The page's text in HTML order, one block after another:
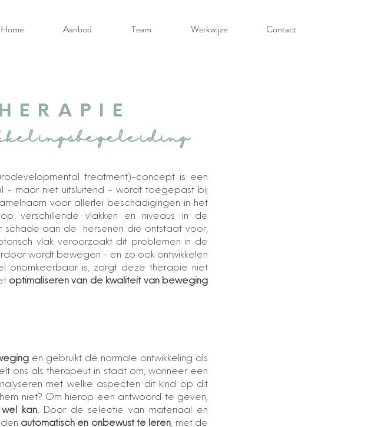
Home Aanbod Team Werkwijze Contact
treatment)-concept is een
- maar niet uitsluitend - wordt toegepast bij
voor allerlei beschadigingen in het
verschillende vlakken en niveaus in de
schade aan de hersenen die ontstaat voor,
vlak veroorzaakt dit problemen in de
wordt bewegen - en zo ook ontwikkelen
onomkeerbaar is, zorgt deze therapie niet
optimaliseren van de kwaliteit van beweging
en gebruikt de normale ontwikkeling als
ons als therapeut in staat om, wanneer een
met welke aspecten dit kind op dit
niet? Om hierop een antwoord te geven,
kan.Door de selectie van materiaal en
automatisch en onbewust te leren, met de